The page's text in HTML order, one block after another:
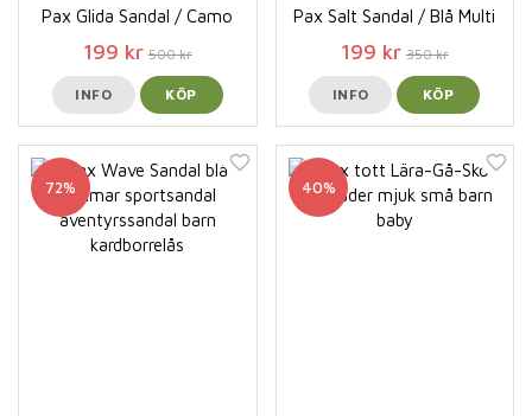
Pax Glida Sandal / Camo
199 kr 500 kr
INFO KÖP
Pax Salt Sandal / Blå Multi
199 kr 350 kr
INFO KÖP
72% 40%